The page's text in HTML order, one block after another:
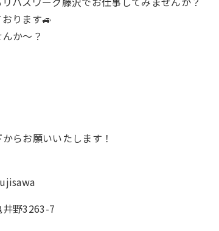
ります🚙
か～？
らお願いいたします！
井野3263-7